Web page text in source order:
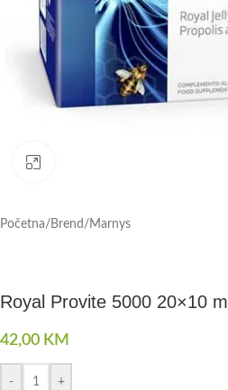
Početna/ Brend / Marnys
Royal Provite 5000 20×10 ml
42,00 KM
- +